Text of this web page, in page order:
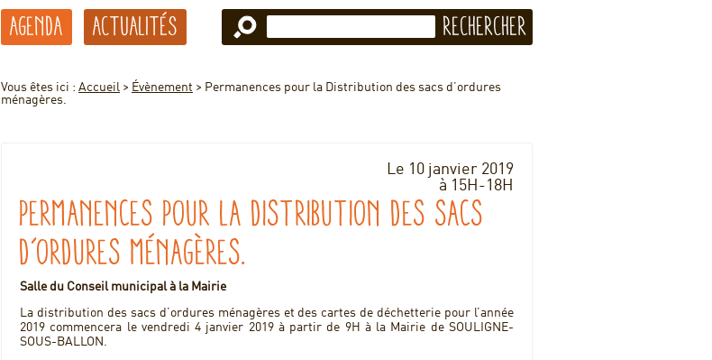
Agenda Actualités
Vous êtes ici : Accueil > Évènement > Permanences pour la Distribution des sacs d’ordures
ménagères.
Le 10 janvier 2019
à 15H-18H
Permanences pour la Distribution des sacs
d’ordures ménagères.
Salle du Conseil municipal à la Mairie
La distribution des sacs d’ordures ménagères et des cartes de déchetterie pour l’année
2019 commencera le vendredi 4 janvier 2019 à partir de 9H à la Mairie de SOULIGNE-
SOUS-BALLON.